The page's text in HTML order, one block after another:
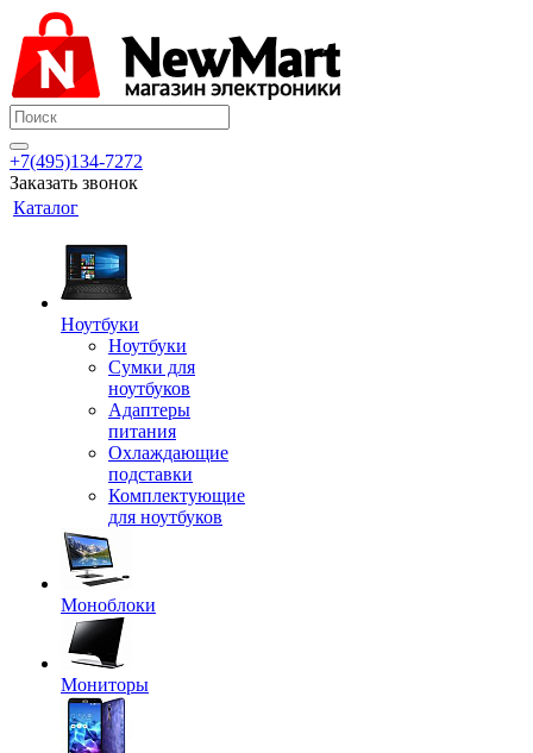
+7(495)134-7272
Заказать звонок
Каталог
Ноутбуки
Ноутбуки
Сумки для
ноутбуков
Адаптеры
питания
Охлаждающие
подставки
Комплектующие
для ноутбуков
Моноблоки
Мониторы